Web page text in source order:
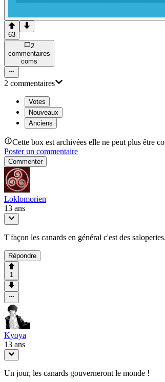
63
2
commentaires
coms
2 commentaires
Votes
Nouveaux
Anciens
Cette box est archivées elle ne peut plus être
Poster un commentaire
Commenter
Loklomorien
13 ans
T'façon les canards en général c'est des
Répondre
1
Kyoya
13 ans
Un jour, les canards gouverneront le monde !